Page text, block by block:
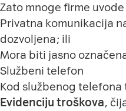
Zato mnoge firme
Privatna komunikacija
dozvoljena; ili
Mora biti jasno
Službeni telefon
Kod službenog
Evidenciju troškova,